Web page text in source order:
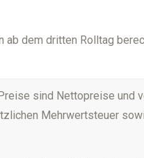
ab dem dritten Rolltag
sind Nettopreise und
Mehrwertsteuer